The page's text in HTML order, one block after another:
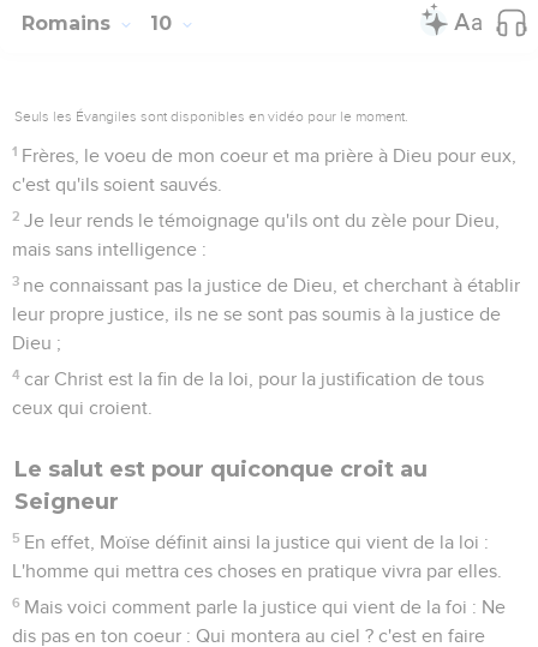
Romains 10
Seuls les Évangiles sont disponibles en vidéo pour le moment.
1 Frères, le voeu de mon coeur et ma prière à Dieu pour eux,
c'est qu'ils soient sauvés.
2 Je leur rends le témoignage qu'ils ont du zèle pour Dieu,
mais sans intelligence :
3 ne connaissant pas la justice de Dieu, et cherchant à établir
leur propre justice, ils ne se sont pas soumis à la justice de
Dieu ;
4 car Christ est la fin de la loi, pour la justification de tous
ceux qui croient.
Le salut est pour quiconque croit au
Seigneur
5 En effet, Moïse définit ainsi la justice qui vient de la loi :
L'homme qui mettra ces choses en pratique vivra par elles.
6 Mais voici comment parle la justice qui vient de la foi : Ne
dis pas en ton coeur : Qui montera au ciel ? c'est en faire